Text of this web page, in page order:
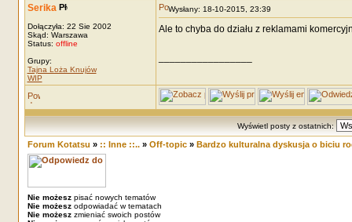
Serika
Dołączyła: 22 Sie 2002
Skąd: Warszawa
Status: offline
Grupy:
Tajna Loża Knujów
WIP
Wysłany: 18-10-2015, 23:39
Ale to chyba do działu z reklamami
Wyświetl posty z ostatnich:
Forum Kotatsu » :: Inne ::..» Off-topic» Bardzo kulturalna dyskusja o biciu
Nie możeszpisać nowych tematów
Nie możeszodpowiadać w tematach
Nie możeszzmieniać swoich postów